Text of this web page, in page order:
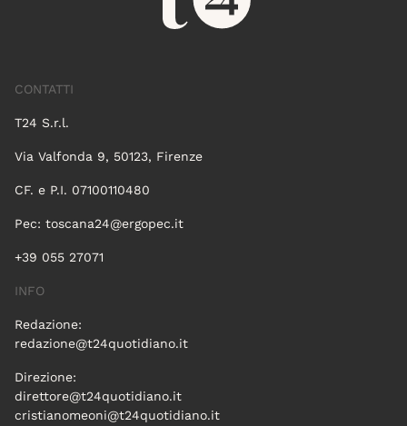
CONTATTI
T24 S.r.l.
Via Valfonda 9, 50123, Firenze
CF. e P.I. 07100110480
Pec: toscana24@ergopec.it
+39 055 27071
INFO
Redazione:
redazione@t24quotidiano.it
Direzione:
direttore@t24quotidiano.it
cristianomeoni@t24quotidiano.it